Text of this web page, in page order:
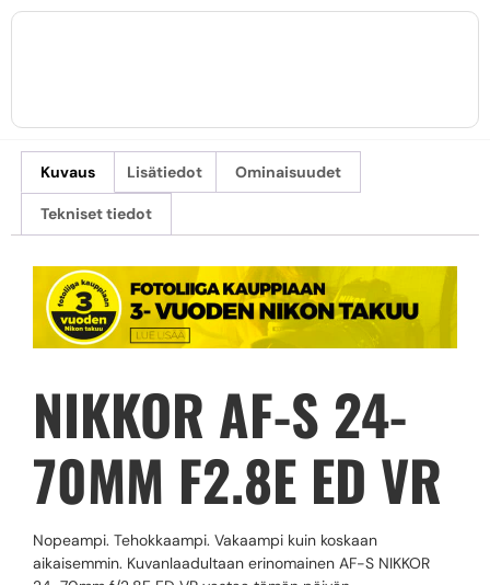
Kuvaus Lisätiedot Ominaisuudet
Tekniset tiedot
NIKKOR AF-S 24-
70MM F2.8E ED VR
Nopeampi. Tehokkaampi. Vakaampi kuin koskaan
aikaisemmin. Kuvanlaadultaan erinomainen AF-S NIKKOR